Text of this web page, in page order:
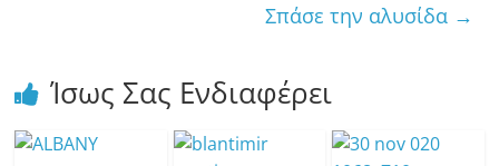
Σπάσε την αλυσίδα →
Ίσως Σας Ενδιαφέρει